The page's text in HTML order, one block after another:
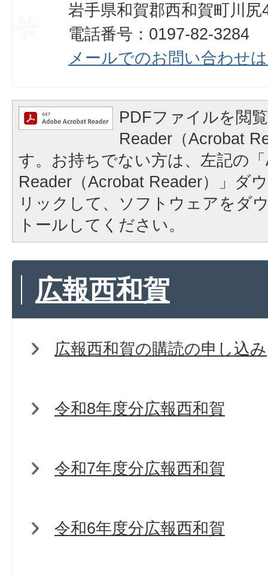
岩手県和賀郡西和賀町川
電話番号：0197-82-3284
メールでのお問い合わせ
PDFファイルを閲
Reader（Acrobat
す。お持ちでない方は、左記の
Reader（Acrobat Reader）」ダ
リックして、ソフトウェアをダ
トールしてください。
広報西和賀
広報西和賀の購読の申し込み
令和8年度分広報西和賀
令和7年度分広報西和賀
令和6年度分広報西和賀